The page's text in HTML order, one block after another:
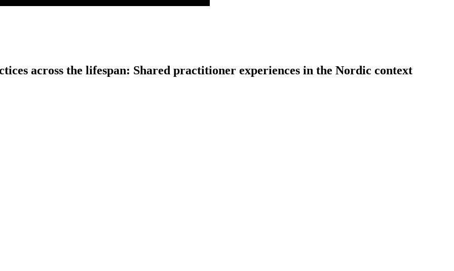
across the lifespan: Shared practitioner experiences in the Nordic context